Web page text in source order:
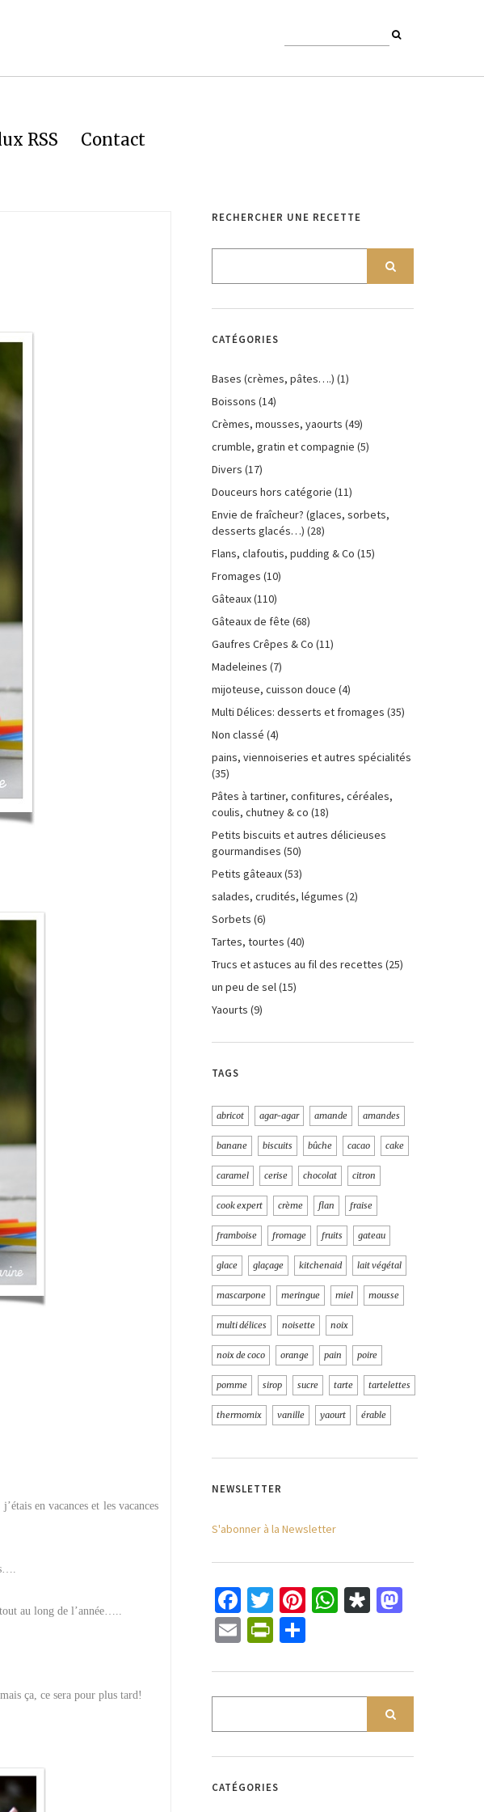
RSS Contact
en vacances et les vacances
au long de l’année…..
ça, ce sera pour plus tard!
RECHERCHER UNE RECETTE
CATÉGORIES
Bases (crèmes, pâtes….) (1)
Boissons (14)
Crèmes, mousses, yaourts (49)
crumble, gratin et compagnie (5)
Divers (17)
Douceurs hors catégorie (11)
Envie de fraîcheur? (glaces, sorbets,
desserts glacés…) (28)
Flans, clafoutis, pudding & Co (15)
Fromages (10)
Gâteaux(110)
Gâteaux de fête (68)
Gaufres Crêpes & Co (11)
Madeleines (7)
mijoteuse, cuisson douce (4)
Multi Délices: desserts et fromages (35)
Non classé (4)
pains, viennoiseries et autres spécialités
(35)
Pâtes à tartiner, confitures, céréales,
coulis, chutney & co (18)
Petits biscuits et autres délicieuses
gourmandises (50)
Petits gâteaux(53)
salades, crudités, légumes (2)
Sorbets (6)
Tartes, tourtes (40)
Trucs et astuces au fil des recettes (25)
un peu de sel(15)
Yaourts (9)
TAGS
abricot agar-agar amande amandes
banane biscuits bûche cacao cake
caramel cerise chocolat citron
cook expert crème flan fraise
framboise fromage fruits gateau
glace glaçage kitchenaid lait végétal
mascarpone meringue miel mousse
multi délices noisette noix
noix de coco orange pain poire
pomme sirop sucre tarte tartelettes
thermomix vanille yaourt érable
NEWSLETTER
S'abonner à la Newsletter
Facebook
Twitter
Pinterest
WhatsApp
Diaspora
EmailPrintFriendly
CATÉGORIES